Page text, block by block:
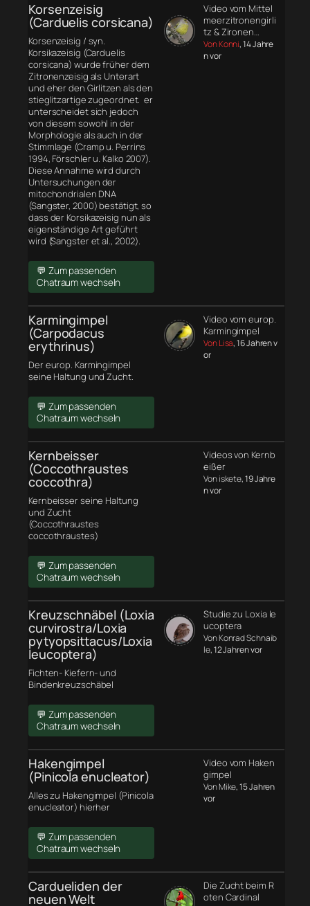
Korsenzeisig
(Carduelis corsicana)
Korsenzeisig / syn.
Korsikazeisig (Carduelis
corsicana) wurde früher dem
Zitronenzeisig als Unterart
und eher den Girlitzen als den
stieglitzartige zugeordnet. er
unterscheidet sich jedoch
von diesem sowohl in der
Morphologie als auch in der
Stimmlage (Cramp u. Perrins
1994, Förschler u. Kalko 2007).
Diese Annahme wird durch
Untersuchungen der
mitochondrialen DNA
(Sangster, 2000) bestätigt, so
dass der Korsikazeisig nun als
eigenständige Art geführt
wird (Sangster et al., 2002).
💬 Zum passenden
Chatraum wechseln
Video vom Mittel
meerzitronengirli
tz & Zironen…
Von Konni, 14 Jahre
n vor
Karmingimpel
(Carpodacus
erythrinus)
Der europ. Karmingimpel
seine Haltung und Zucht.
💬 Zum passenden
Chatraum wechseln
Video vom europ.
Karmingimpel
Von Lisa, 16 Jahren v
or
Kernbeisser
(Coccothraustes
coccothra)
Kernbeisser seine Haltung
und Zucht
(Coccothraustes
coccothraustes)
💬 Zum passenden
Chatraum wechseln
Videos von Kernb
eißer
Von iskete, 19 Jahre
n vor
Kreuzschnäbel (Loxia
curvirostra/Loxia
pytyopsittacus/Loxia
leucoptera)
Fichten- Kiefern- und
Bindenkreuzschäbel
💬 Zum passenden
Chatraum wechseln
Studie zu Loxia le
ucoptera
Von Konrad Schnaib
le, 12 Jahren vor
Hakengimpel
(Pinicola enucleator)
Alles zu Hakengimpel (Pinicola
enucleator) hierher
💬 Zum passenden
Chatraum wechseln
Video vom Haken
gimpel
Von Mike, 15 Jahren
vor
Cardueliden der
neuen Welt
Die Zucht beim R
oten Cardinal